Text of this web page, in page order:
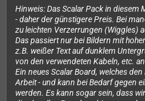
Hinweis: Das Scalar Pack in diesem
- daher der günstigere Preis. Bei
zu leichten Verzerrungen (Wiggles)
Das passiert nur bei Bildern mit
z.B. weißer Text auf dunklem
von den verwendeten Kabeln, etc.
Ein neues Scalar Board, welches
Arbeit - und kann bei Bedarf gegen
werden. Es kann sogar sein, dass